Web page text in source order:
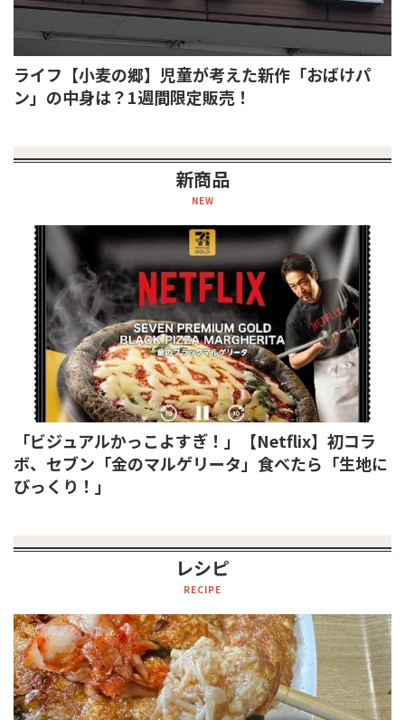
ライフ【小麦の郷】児童が考えた新作「おばけパ
ン」の中身は？1週間限定販売！
新商品
NEW
「ビジュアルかっこよすぎ！」【Netflix】初コラ
ボ、セブン「金のマルゲリータ」食べたら「生地に
びっくり！」
レシピ
RECIPE